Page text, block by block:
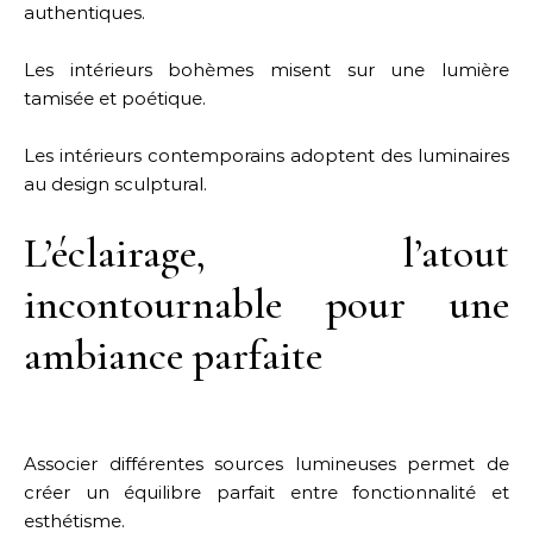
authentiques.
Les intérieurs bohèmes misent sur une lumière
tamisée et poétique.
Les intérieurs contemporains adoptent des luminaires
au design sculptural.
L’éclairage, l’atout
incontournable pour une
ambiance parfaite
Associer différentes sources lumineuses permet de
créer un équilibre parfait entre fonctionnalité et
esthétisme.